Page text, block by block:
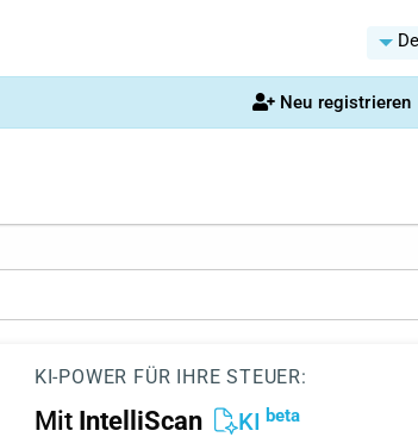
Neu registrieren
KI-POWER FÜR IHRE STEUER:
Mit IntelliScan KI beta